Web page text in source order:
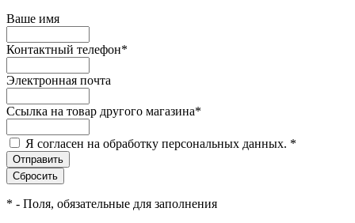
Ваше имя
Контактный телефон*
Электронная почта
Ссылка на товар другого магазина*
Я согласен на обработку персональных данных. *
* - Поля, обязательные для заполнения